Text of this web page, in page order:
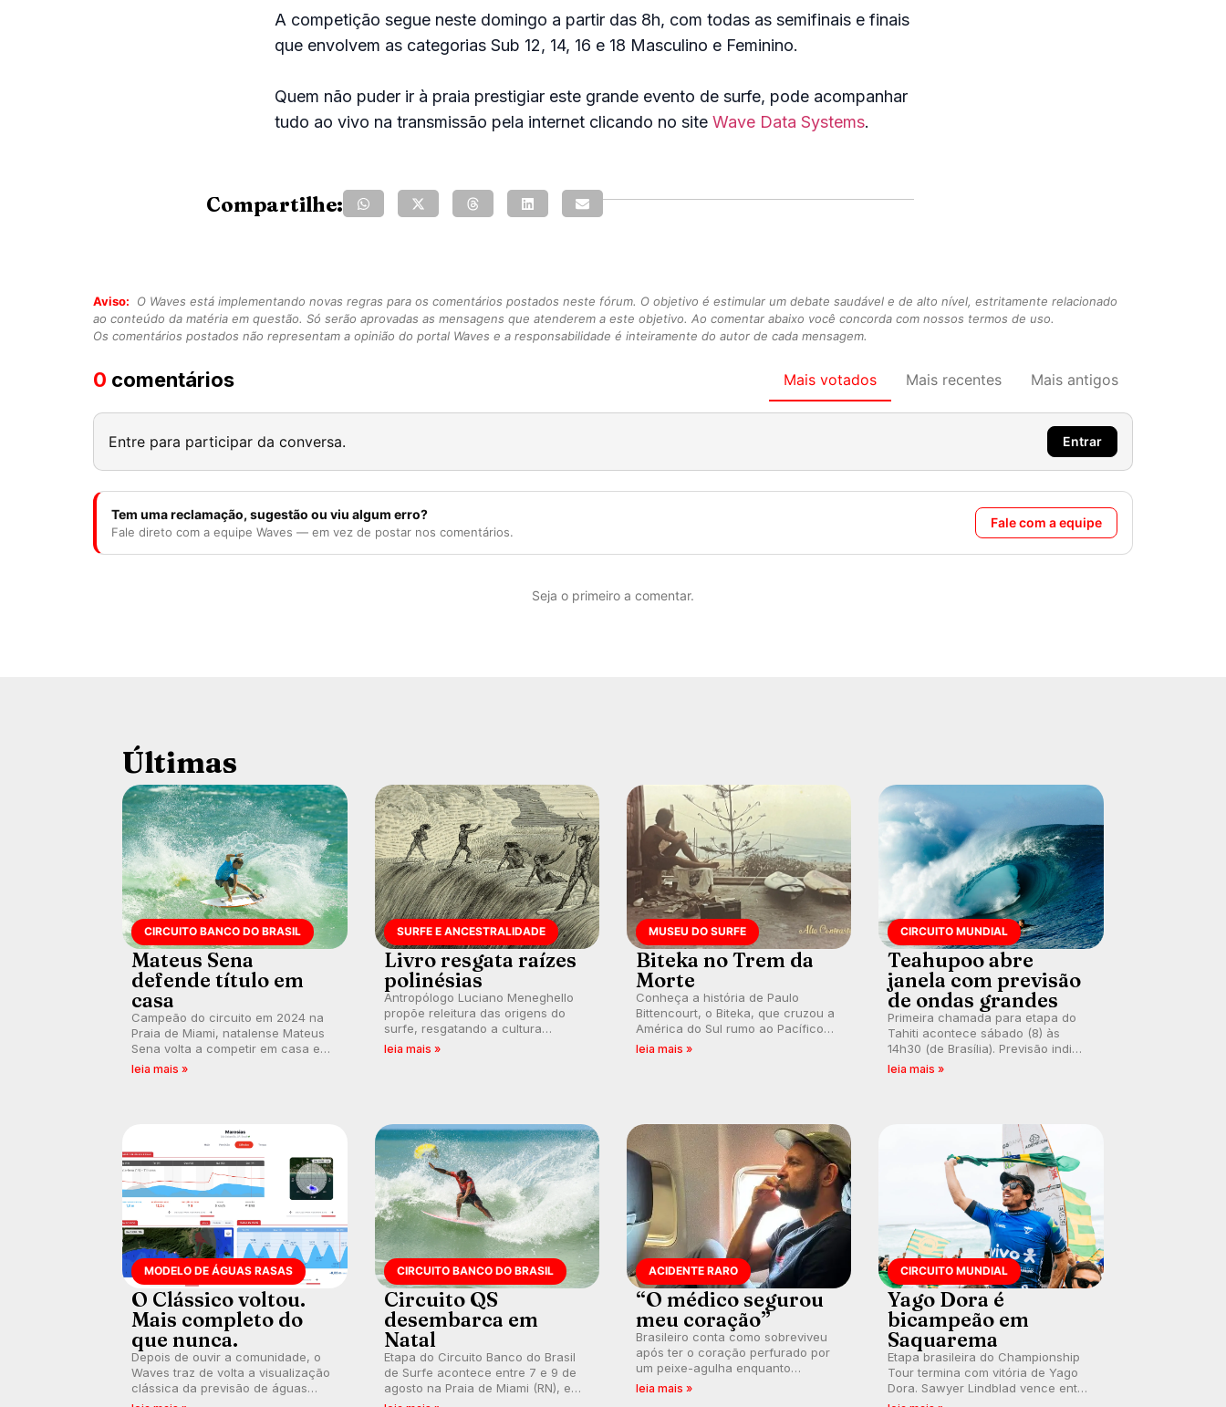
A competição segue neste domingo a partir das 8h, com todas as semifinais e finais
que envolvem as categorias Sub 12, 14, 16 e 18 Masculino e Feminino.
Quem não puder ir à praia prestigiar este grande evento de surfe, pode acompanhar
tudo ao vivo na transmissão pela internet clicando no site Wave Data Systems.
Compartilhe:
Aviso:
O Waves está implementando novas regras para os comentários postados neste fórum. O objetivo é estimular um debate saudável e de alto nível, estritamente relacionado
ao conteúdo da matéria em questão. Só serão aprovadas as mensagens que atenderem a este objetivo. Ao comentar abaixo você concorda com nossos termos de uso.
Os comentários postados não representam a opinião do portal Waves e a responsabilidade é inteiramente do autor de cada mensagem.
0 comentários Mais votados Mais recentes Mais antigos
Entre para participar da conversa. Entrar
Tem uma reclamação, sugestão ou viu algum erro?
Fale direto com a equipe Waves — em vez de postar nos comentários.
Fale com a equipe
Seja o primeiro a comentar.
Últimas
CIRCUITO BANCO DO BRASIL
Mateus Sena
defende título em
casa
Campeão do circuito em 2024 na
Praia de Miami, natalense Mateus
Sena volta a competir em casa em
busca de manter a hegemonia
leia mais »
SURFE E ANCESTRALIDADE
Livro resgata raízes
polinésias
Antropólogo Luciano Meneghello
propõe releitura das origens do
surfe, resgatando a cultura
polinésia e questionando a visão
leia mais »
MUSEU DO SURFE
Biteka no Trem da
Morte
Conheça a história de Paulo
Bittencourt, o Biteka, que cruzou a
América do Sul rumo ao Pacífico
em uma jornada que se tornou um
leia mais »
CIRCUITO MUNDIAL
Teahupoo abre
janela com previsão
de ondas grandes
Primeira chamada para etapa do
Tahiti acontece sábado (8) às
14h30 (de Brasília). Previsão indica
swell consistente. Medina
leia mais »
MODELO DE ÁGUAS RASAS
O Clássico voltou.
Mais completo do
que nunca.
Depois de ouvir a comunidade, o
Waves traz de volta a visualização
clássica da previsão de águas
rasas, agora integrada à nova
CIRCUITO BANCO DO BRASIL
Circuito QS
desembarca em
Natal
Etapa do Circuito Banco do Brasil
de Surfe acontece entre 7 e 9 de
agosto na Praia de Miami (RN), em
disputas válidas pelo Qualifying
ACIDENTE RARO
“O médico segurou
meu coração”
Brasileiro conta como sobreviveu
após ter o coração perfurado por
um peixe-agulha enquanto
surfava na Costa Rica.
leia mais »
CIRCUITO MUNDIAL
Yago Dora é
bicampeão em
Saquarema
Etapa brasileira do Championship
Tour termina com vitória de Yago
Dora. Sawyer Lindblad vence entre
as mulheres e Leonardo Fioravanti